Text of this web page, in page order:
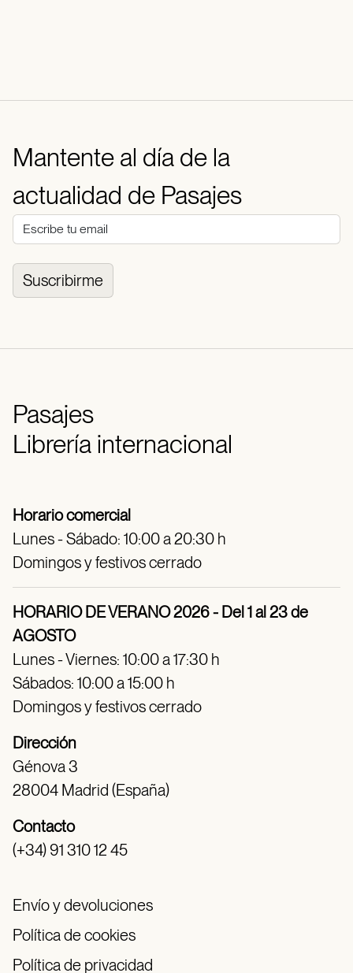
Mantente al día de la
actualidad de Pasajes
Suscribirme
Pasajes
Librería internacional
Horario comercial
Lunes - Sábado: 10:00 a 20:30 h
Domingos y festivos cerrado
HORARIO DE VERANO 2026 - Del 1 al 23 de
AGOSTO
Lunes - Viernes: 10:00 a 17:30 h
Sábados: 10:00 a 15:00 h
Domingos y festivos cerrado
Dirección
Génova 3
28004 Madrid (España)
Contacto
(+34) 91 310 12 45
Envío y devoluciones
Política de cookies
Política de privacidad